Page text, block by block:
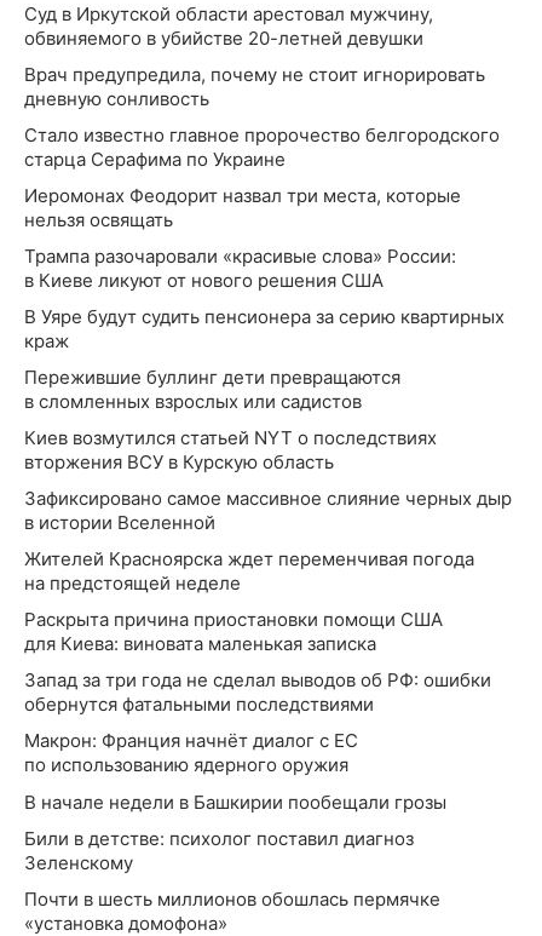
Суд в Иркутской области арестовал мужчину,
обвиняемого в убийстве 20-летней девушки
Врач предупредила, почему не стоит игнорировать
дневную сонливость
Стало известно главное пророчество белгородского
старца Серафима по Украине
Иеромонах Феодорит назвал три места, которые
нельзя освящать
Трампа разочаровали «красивые слова» России:
в Киеве ликуют от нового решения США
В Уяре будут судить пенсионера за серию квартирных
краж
Пережившие буллинг дети превращаются
в сломленных взрослых или садистов
Киев возмутился статьей NYT о последствиях
вторжения ВСУ в Курскую область
Зафиксировано самое массивное слияние черных дыр
в истории Вселенной
Жителей Красноярска ждет переменчивая погода
на предстоящей неделе
Раскрыта причина приостановки помощи США
для Киева: виновата маленькая записка
Запад за три года не сделал выводов об РФ: ошибки
обернутся фатальными последствиями
Макрон: Франция начнёт диалог с ЕС
по использованию ядерного оружия
В начале недели в Башкирии пообещали грозы
Били в детстве: психолог поставил диагноз
Зеленскому
Почти в шесть миллионов обошлась пермячке
«установка домофона»